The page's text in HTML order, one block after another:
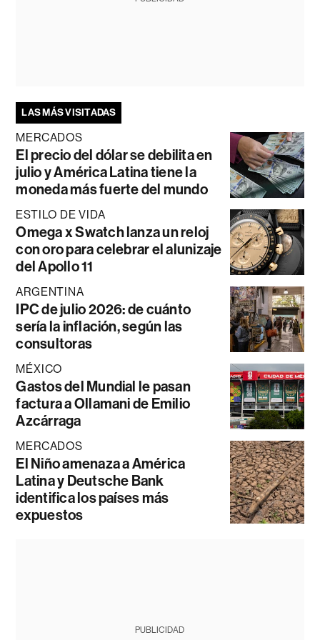
LAS MÁS VISITADAS
MERCADOS
El precio del dólar se debilita en
julio y América Latina tiene la
moneda más fuerte del mundo
ESTILO DE VIDA
Omega x Swatch lanza un reloj
con oro para celebrar el alunizaje
del Apollo 11
ARGENTINA
IPC de julio 2026: de cuánto
sería la inflación, según las
consultoras
MÉXICO
Gastos del Mundial le pasan
factura a Ollamani de Emilio
Azcárraga
MERCADOS
El Niño amenaza a América
Latina y Deutsche Bank
identifica los países más
expuestos
PUBLICIDAD